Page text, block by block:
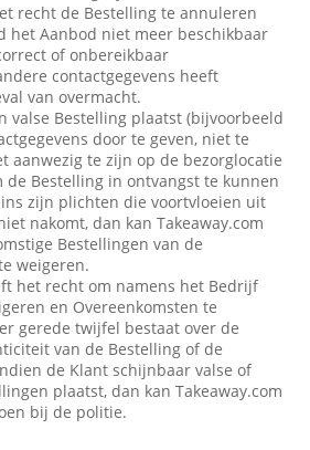
recht de Bestelling te annuleren
het Aanbod niet meer beschikbaar
of onbereikbaar
contactgegevens heeft
van overmacht.
valse Bestelling plaatst (bijvoorbeeld
door te geven, niet te
aanwezig te zijn op de bezorglocatie
de Bestelling in ontvangst te kunnen
zijn plichten die voortvloeien uit
nakomt, dan kan Takeaway.com
Bestellingen van de
weigeren.
het recht om namens het Bedrijf
en Overeenkomsten te
gerede twijfel bestaat over de
van de Bestelling of de
de Klant schijnbaar valse of
plaatst, dan kan Takeaway.com
bij de politie.